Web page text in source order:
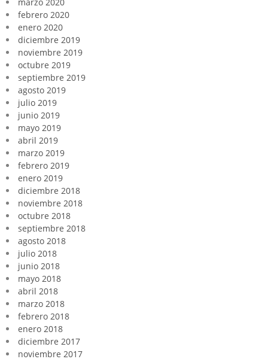
febrero 2020
enero 2020
diciembre 2019
noviembre 2019
octubre 2019
septiembre 2019
agosto 2019
julio 2019
junio 2019
mayo 2019
abril 2019
marzo 2019
febrero 2019
enero 2019
diciembre 2018
noviembre 2018
octubre 2018
septiembre 2018
agosto 2018
julio 2018
junio 2018
mayo 2018
abril 2018
marzo 2018
febrero 2018
enero 2018
diciembre 2017
noviembre 2017